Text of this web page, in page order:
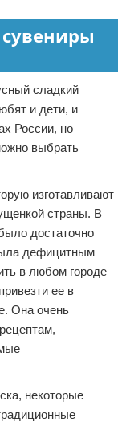
сладкий
и дети, и
России, но
выбрать
изготавливают
страны. В
достаточно
дефицитным
в любом городе
ее в
Она очень
некоторые